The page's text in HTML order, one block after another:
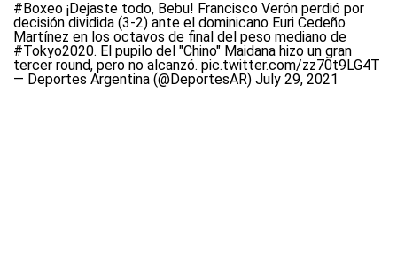
#Boxeo ¡Dejaste todo, Bebu! Francisco Verón perdió por
decisión dividida (3-2) ante el dominicano Euri Cedeño
Martínez en los octavos de final del peso mediano de
#Tokyo2020. El pupilo del "Chino" Maidana hizo un gran
tercer round, pero no alcanzó. pic.twitter.com/zz70t9LG4T
— Deportes Argentina (@DeportesAR) July 29, 2021